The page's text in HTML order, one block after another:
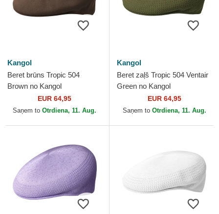
Kangol
Beret brūns Tropic 504
Brown no Kangol
EUR 64,95
Saņem to Otrdiena, 11. Aug.
Kangol
Beret zaļš Tropic 504 Ventair
Green no Kangol
EUR 64,95
Saņem to Otrdiena, 11. Aug.